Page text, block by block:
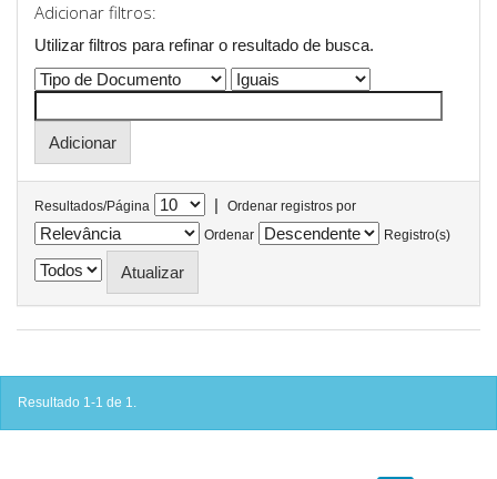
Adicionar filtros:
Utilizar filtros para refinar o resultado de busca.
Resultados/Página |
Ordenar registros por
Ordenar
Registro(s)
Resultado 1-1 de 1.